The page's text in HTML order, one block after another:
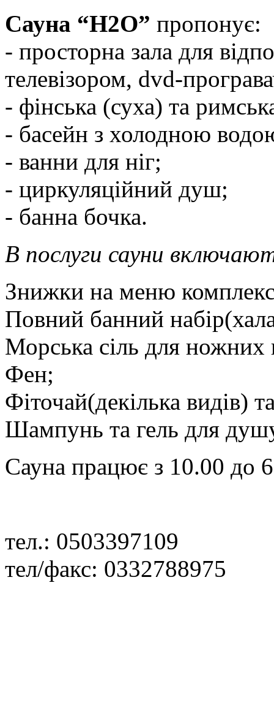
Сауна “Н2О” пропонує:
- просторна зала для
телевізором, dvd-
- фінська (суха) та
- басейн з холодною
- ванни для ніг;
- циркуляційний душ;
- банна бочка.
В послуги сауни
Знижки на меню
Повний банний
Морська сіль для ножних
Фен;
Фіточай(декілька видів)
Шампунь та гель для
Сауна працює з 10.00 до
тел.: 0503397109
тел/факс: 0332788975